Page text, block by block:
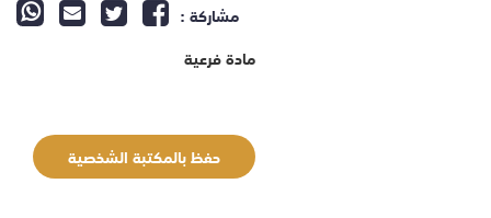
مشاركة :
مادة فرعية
حفظ بالمكتبة الشخصية